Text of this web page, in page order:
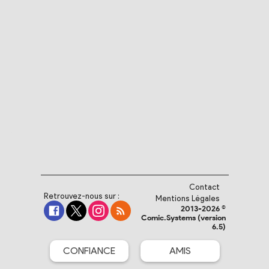
Retrouvez-nous sur :
Contact
Mentions Légales
2013-2026 ©
Comic.Systems (version
6.5)
CONFIANCE AMIS